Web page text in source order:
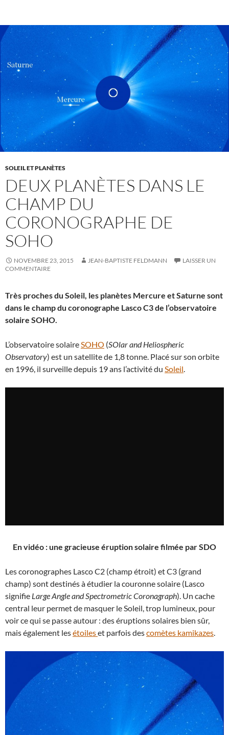
SOLEIL ET PLANÈTES
DEUX PLANÈTES DANS LE
CHAMP DU
CORONOGRAPHE DE
SOHO
NOVEMBRE 23, 2015 JEAN-BAPTISTE FELDMANN
LAISSER UN
COMMENTAIRE
Très proches du Soleil, les planètes Mercure et Saturne sont
dans le champ du coronographe Lasco C3 de l’observatoire
solaire SOHO.
L’observatoire solaireSOHO (SOlar and Heliospheric
Observatory) est un satellite de 1,8 tonne. Placé sur son orbite
en 1996, il surveille depuis 19 ans l’activité du Soleil.
En vidéo : une gracieuse éruption solaire filmée par SDO
Les coronographes Lasco C2 (champ étroit) et C3 (grand
champ) sont destinés à étudier la couronne solaire (Lasco
signifie Large Angle and Spectrometric Coronagraph). Un cache
central leur permet de masquer le Soleil, trop lumineux, pour
voir ce qui se passe autour : des éruptions solaires bien sûr,
mais également lesétoileset parfois descomètes kamikazes.